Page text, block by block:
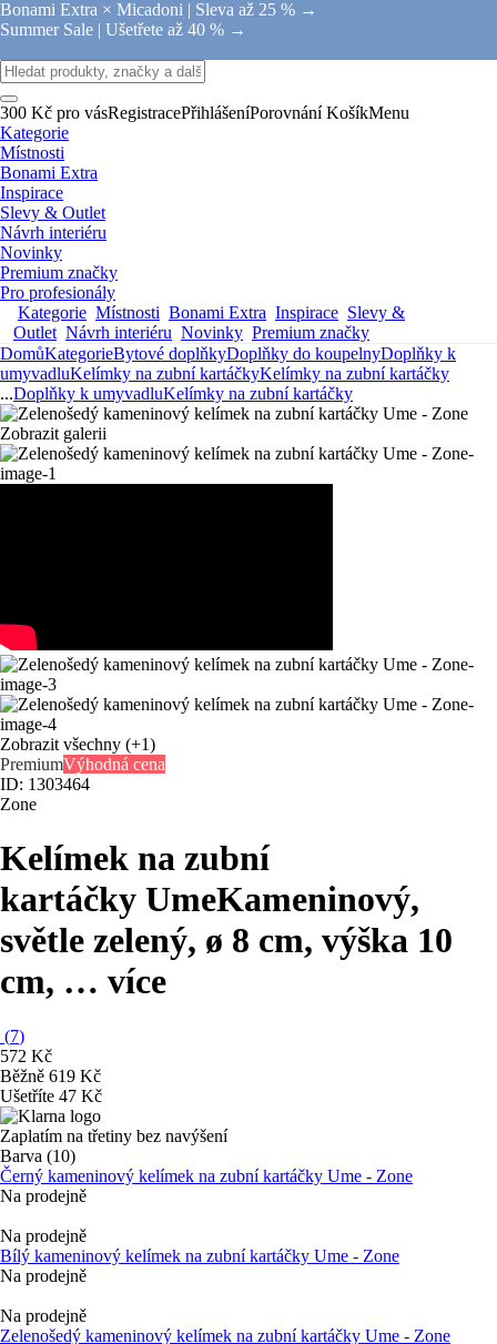
Bonami Extra × Micadoni | Sleva až 25 % →
Summer Sale | Ušetřete až 40 % →
300 Kč pro vásRegistracePřihlášeníPorovnání KošíkMenu
Kategorie
Místnosti
Bonami Extra
Inspirace
Slevy & Outlet
Návrh interiéru
Novinky
Premium značky
Pro profesionály
Kategorie Místnosti Bonami Extra Inspirace Slevy &
Outlet Návrh interiéru Novinky Premium značky
DomůKategorieBytové doplňkyDoplňky do koupelnyDoplňky k
umyvadluKelímky na zubní kartáčkyKelímky na zubní kartáčky
...Doplňky k umyvadluKelímky na zubní kartáčky
Zobrazit galerii
Zobrazit všechny (+1)
PremiumVýhodná cena
ID: 1303464
Zone
Kelímek na zubní
kartáčky UmeKameninový,
světle zelený, ø 8 cm, výška 10
cm, … více
(7)
572 Kč
Běžně 619 Kč
Ušetříte 47 Kč
Zaplatím na třetiny bez navýšení
Barva (10)
Černý kameninový kelímek na zubní kartáčky Ume - Zone
Na prodejně
Na prodejně
Bílý kameninový kelímek na zubní kartáčky Ume - Zone
Na prodejně
Na prodejně
Zelenošedý kameninový kelímek na zubní kartáčky Ume - Zone